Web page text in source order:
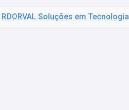
RDORVAL Soluções em Tecnologia